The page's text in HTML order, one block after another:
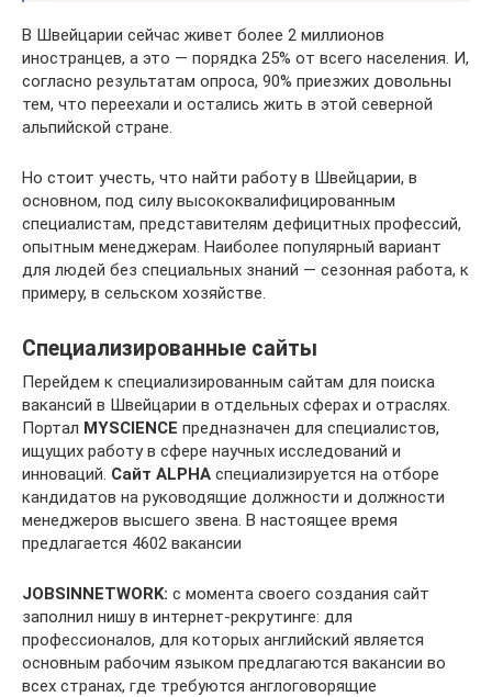
В Швейцарии сейчас живет более 2 миллионов
иностранцев, а это — порядка 25% от всего населения. И,
согласно результатам опроса, 90% приезжих довольны
тем, что переехали и остались жить в этой северной
альпийской стране.
Но стоит учесть, что найти работу в Швейцарии, в
основном, под силу высококвалифицированным
специалистам, представителям дефицитных профессий,
опытным менеджерам. Наиболее популярный вариант
для людей без специальных знаний — сезонная работа, к
примеру, в сельском хозяйстве.
Специализированные сайты
Перейдем к специализированным сайтам для поиска
вакансий в Швейцарии в отдельных сферах и отраслях.
Портал MYSCIENCE предназначен для специалистов,
ищущих работу в сфере научных исследований и
инноваций. Сайт ALPHA специализируется на отборе
кандидатов на руководящие должности и должности
менеджеров высшего звена. В настоящее время
предлагается 4602 вакансии
JOBSINNETWORK: c момента своего создания сайт
заполнил нишу в интернет-рекрутинге: для
профессионалов, для которых английский является
основным рабочим языком предлагаются вакансии во
всех странах, где требуются англоговорящие